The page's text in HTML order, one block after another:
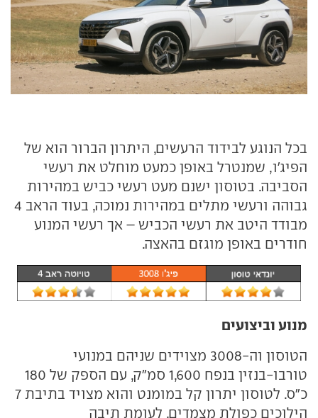
בכל הנוגע לבידוד הרעשים, היתרון הברור הוא של
הפיג'ו, שמנטרל באופן כמעט מוחלט את רעשי
הסביבה. בטוסון ישנם מעט רעשי כביש במהירות
גבוהה ורעשי מתלים במהירות נמוכה, בעוד הראב 4
מבודד היטב את רעשי הכביש – אך רעשי המנוע
חודרים באופן מוגזם בהאצה.
מנוע וביצועים
הטוסון וה-3008 מצוידים שניהם במנועי
טורבו-בנזין בנפח 1,600 סמ"ק, עם הספק של 180
כ"ס. לטוסון יתרון קל במומנט והוא מצויד בתיבת 7
הילוכים כפולת מצמדים, לעומת תיבה